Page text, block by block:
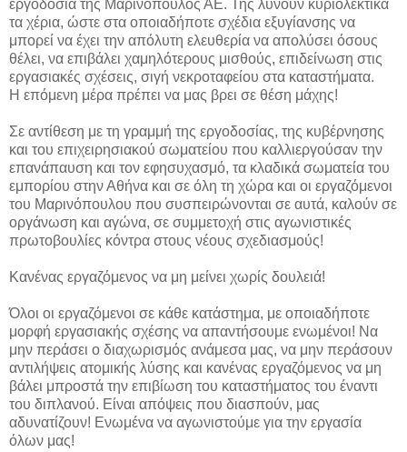
εργοδοσία της Μαρινόπουλος ΑΕ. Της λύνουν κυριολεκτικά
τα χέρια, ώστε στα οποιαδήποτε σχέδια εξυγίανσης να
μπορεί να έχει την απόλυτη ελευθερία να απολύσει όσους
θέλει, να επιβάλει χαμηλότερους μισθούς, επιδείνωση στις
εργασιακές σχέσεις, σιγή νεκροταφείου στα καταστήματα.
Η επόμενη μέρα πρέπει να μας βρει σε θέση μάχης!
Σε αντίθεση με τη γραμμή της εργοδοσίας, της κυβέρνησης
και του επιχειρησιακού σωματείου που καλλιεργούσαν την
επανάπαυση και τον εφησυχασμό, τα κλαδικά σωματεία του
εμπορίου στην Αθήνα και σε όλη τη χώρα και οι εργαζόμενοι
του Μαρινόπουλου που συσπειρώνονται σε αυτά, καλούν σε
οργάνωση και αγώνα, σε συμμετοχή στις αγωνιστικές
πρωτοβουλίες κόντρα στους νέους σχεδιασμούς!
Κανένας εργαζόμενος να μη μείνει χωρίς δουλειά!
Όλοι οι εργαζόμενοι σε κάθε κατάστημα, με οποιαδήποτε
μορφή εργασιακής σχέσης να απαντήσουμε ενωμένοι! Να
μην περάσει ο διαχωρισμός ανάμεσα μας, να μην περάσουν
αντιλήψεις ατομικής λύσης και κανένας εργαζόμενος να μη
βάλει μπροστά την επιβίωση του καταστήματος του έναντι
του διπλανού. Είναι απόψεις που διασπούν, μας
αδυνατίζουν! Ενωμένα να αγωνιστούμε για την εργασία
όλων μας!